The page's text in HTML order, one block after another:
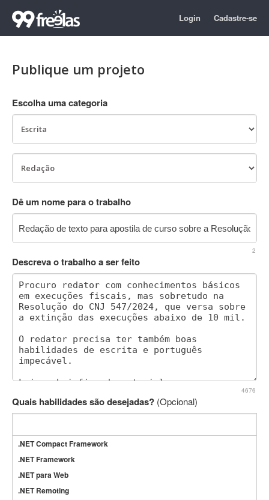
Login Cadastre-se
Publique um projeto
Escolha uma categoria
Dê um nome para o trabalho
2
Descreva o trabalho a ser feito
4676
Quais habilidades são desejadas? (Opcional)
.NET Compact Framework
.NET Framework
.NET para Web
.NET Remoting